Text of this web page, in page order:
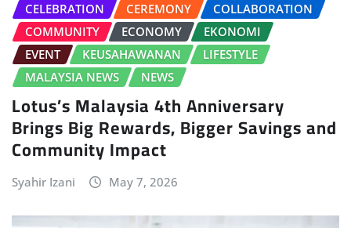
CELEBRATION
CEREMONY
COLLABORATION
COMMUNITY
ECONOMY
EKONOMI
EVENT
KEUSAHAWANAN
LIFESTYLE
MALAYSIA NEWS
NEWS
Lotus’s Malaysia 4th Anniversary
Brings Big Rewards, Bigger Savings and
Community Impact
Syahir Izani May 7, 2026